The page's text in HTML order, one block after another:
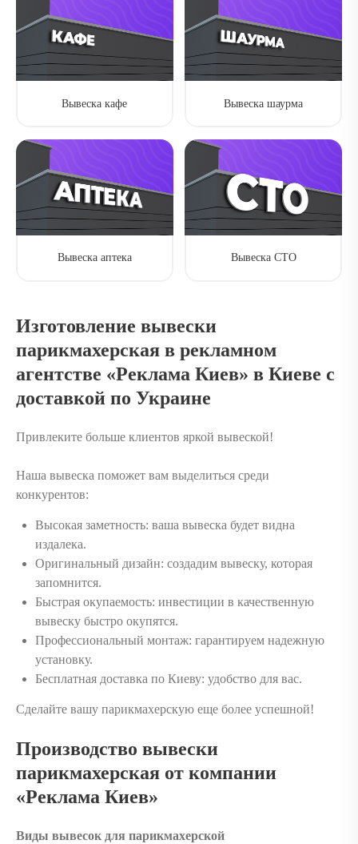
Вывеска кафе Вывеска шаурма
Вывеска аптека Вывеска СТО
Изготовление вывески
парикмахерская в рекламном
агентстве «Реклама Киев» в Киеве с
доставкой по Украине
Привлеките больше клиентов яркой вывеской!
Наша вывеска поможет вам выделиться среди
конкурентов:
Высокая заметность: ваша вывеска будет видна
издалека.
Оригинальный дизайн: создадим вывеску, которая
запомнится.
Быстрая окупаемость: инвестиции в качественную
вывеску быстро окупятся.
Профессиональный монтаж: гарантируем надежную
установку.
Бесплатная доставка по Киеву: удобство для вас.
Сделайте вашу парикмахерскую еще более успешной!
Производство вывески
парикмахерская от компании
«Реклама Киев»
Виды вывесок для парикмахерской